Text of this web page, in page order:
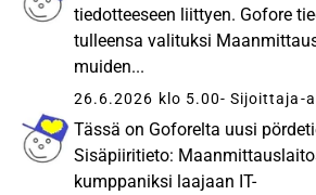
tiedotteeseen liittyen. Gofore
tulleensa valituksi
muiden...
26.6.2026 klo 5.00- Sijoittaja-
Tässä on Goforelta uusi
Sisäpiiritieto:
kumppaniksi laajaan IT-